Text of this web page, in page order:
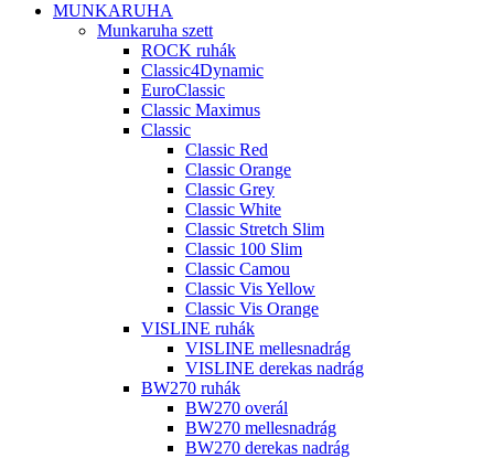
MUNKARUHA
Munkaruha szett
ROCK ruhák
Classic4Dynamic
EuroClassic
Classic Maximus
Classic
Classic Red
Classic Orange
Classic Grey
Classic White
Classic Stretch Slim
Classic 100 Slim
Classic Camou
Classic Vis Yellow
Classic Vis Orange
VISLINE ruhák
VISLINE mellesnadrág
VISLINE derekas nadrág
BW270 ruhák
BW270 overál
BW270 mellesnadrág
BW270 derekas nadrág